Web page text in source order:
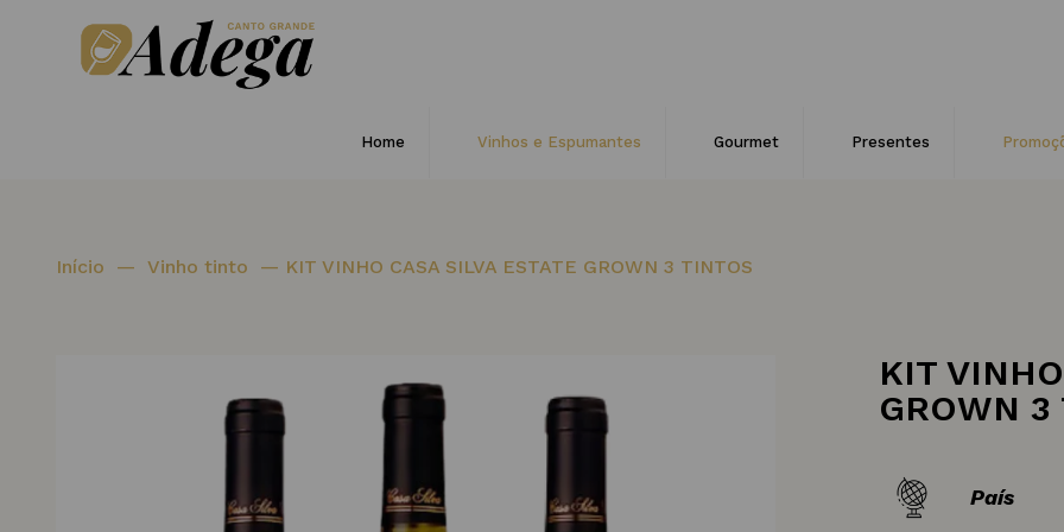
Home Vinhos e Espumantes Gourmet Presentes
Início — Vinho tinto — KIT VINHO CASA SILVA ESTATE GROWN 3 TINTOS
KIT
GROWN 3
País